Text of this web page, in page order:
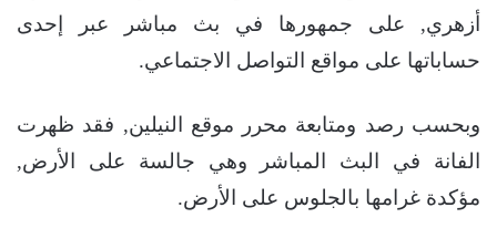
أزهري, على جمهورها في بث مباشر عبر إحدى
حساباتها على مواقع التواصل الاجتماعي.
وبحسب رصد ومتابعة محرر موقع النيلين, فقد ظهرت
الفانة في البث المباشر وهي جالسة على الأرض,
مؤكدة غرامها بالجلوس على الأرض.